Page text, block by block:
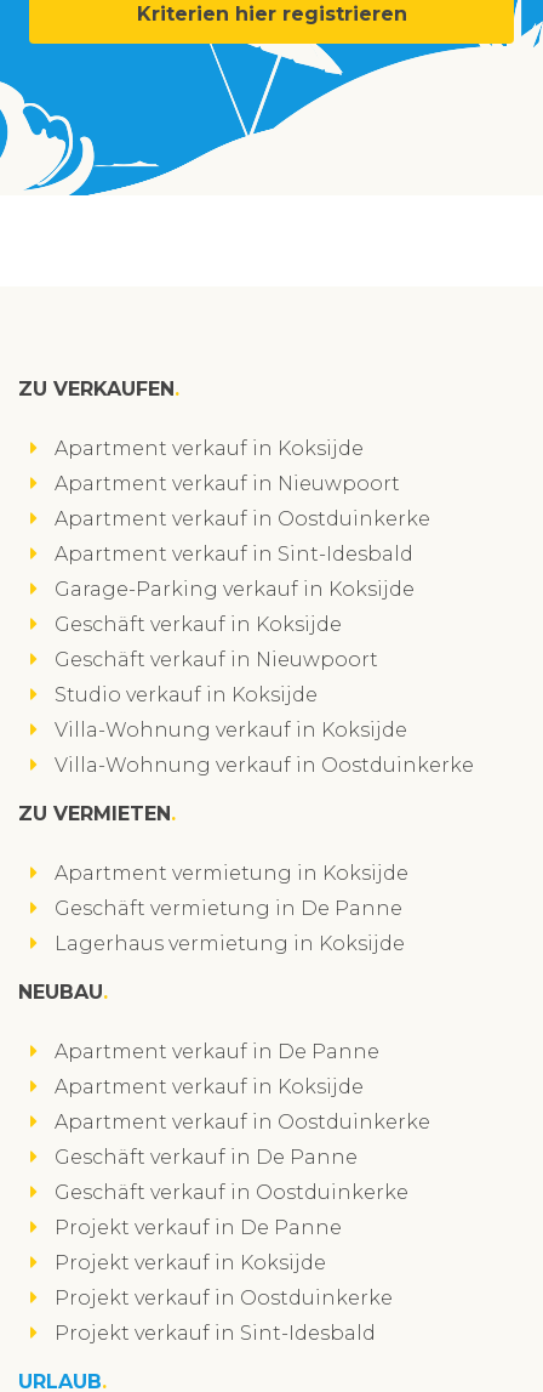
Kriterien hier registrieren
ZU VERKAUFEN
Apartment verkauf in Koksijde
Apartment verkauf in Nieuwpoort
Apartment verkauf in Oostduinkerke
Apartment verkauf in Sint-Idesbald
Garage-Parking verkauf in Koksijde
Geschäft verkauf in Koksijde
Geschäft verkauf in Nieuwpoort
Studio verkauf in Koksijde
Villa-Wohnung verkauf in Koksijde
Villa-Wohnung verkauf in Oostduinkerke
ZU VERMIETEN
Apartment vermietung in Koksijde
Geschäft vermietung in De Panne
Lagerhaus vermietung in Koksijde
NEUBAU
Apartment verkauf in De Panne
Apartment verkauf in Koksijde
Apartment verkauf in Oostduinkerke
Geschäft verkauf in De Panne
Geschäft verkauf in Oostduinkerke
Projekt verkauf in De Panne
Projekt verkauf in Koksijde
Projekt verkauf in Oostduinkerke
Projekt verkauf in Sint-Idesbald
URLAUB